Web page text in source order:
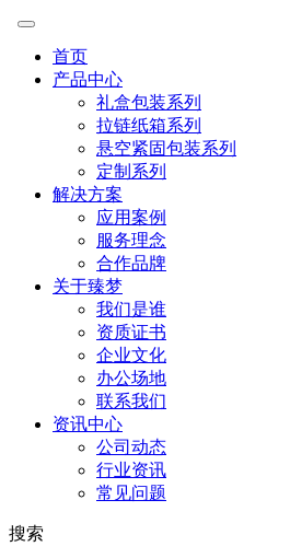
首页
产品中心
礼盒包装系列
拉链纸箱系列
悬空紧固包装系列
定制系列
解决方案
应用案例
服务理念
合作品牌
关于臻梦
我们是谁
资质证书
企业文化
办公场地
联系我们
资讯中心
公司动态
行业资讯
常见问题
搜索